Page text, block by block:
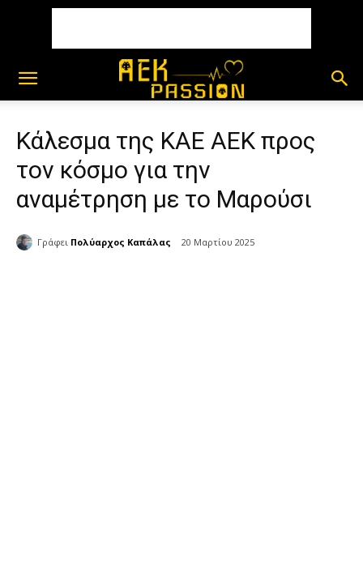
Κάλεσμα της ΚΑΕ ΑΕΚ προς
τον κόσμο για την
αναμέτρηση με το Μαρούσι
Γράφει Πολύαρχος Καπάλας 20 Μαρτίου 2025